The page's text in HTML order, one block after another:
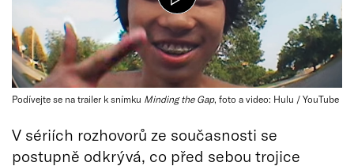
Podívejte se na trailer k snímku Minding the Gap, foto a video: Hulu / YouTube
V sériích rozhovorů ze současnosti se
postupně odkrývá, co před sebou trojice